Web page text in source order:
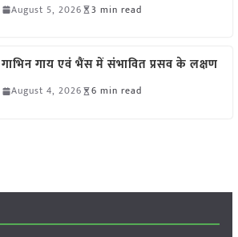
August 5, 2026 3 min read
गाभिन गाय एवं भैंस में संभावित प्रसव के लक्षण
August 4, 2026 6 min read